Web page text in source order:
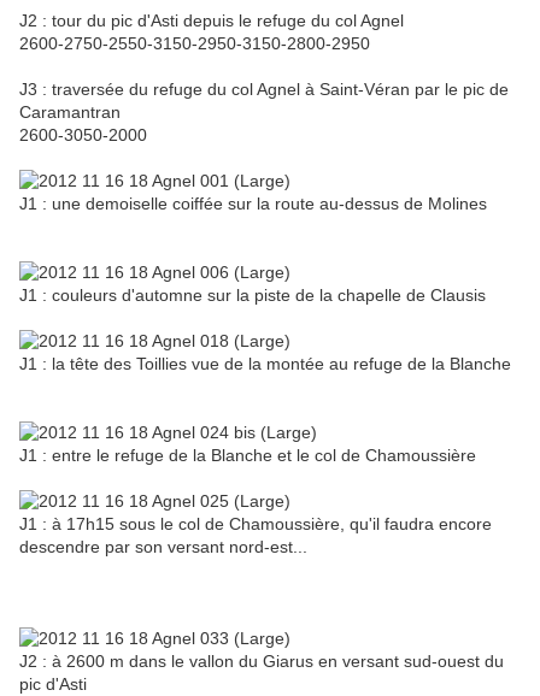
J2 : tour du pic d'Asti depuis le refuge du col Agnel
2600-2750-2550-3150-2950-3150-2800-2950
J3 : traversée du refuge du col Agnel à Saint-Véran par le pic de
Caramantran
2600-3050-2000
J1 : une demoiselle coiffée sur la route au-dessus de Molines
J1 : couleurs d'automne sur la piste de la chapelle de Clausis
J1 : la tête des Toillies vue de la montée au refuge de la Blanche
J1 : entre le refuge de la Blanche et le col de Chamoussière
J1 : à 17h15 sous le col de Chamoussière, qu'il faudra encore
descendre par son versant nord-est...
J2 : à 2600 m dans le vallon du Giarus en versant sud-ouest du
pic d'Asti